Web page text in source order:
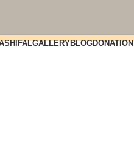
GALLERYBLOGDONATION